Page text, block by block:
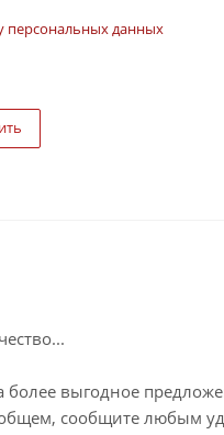
персональных данных
более выгодное
сообщите любым